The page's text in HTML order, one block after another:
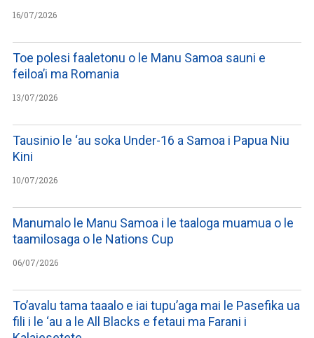
16/07/2026
Toe polesi faaletonu o le Manu Samoa sauni e
feiloa’i ma Romania
13/07/2026
Tausinio le ‘au soka Under-16 a Samoa i Papua Niu
Kini
10/07/2026
Manumalo le Manu Samoa i le taaloga muamua o le
taamilosaga o le Nations Cup
06/07/2026
To’avalu tama taaalo e iai tupu’aga mai le Pasefika ua
fili i le ‘au a le All Blacks e fetaui ma Farani i